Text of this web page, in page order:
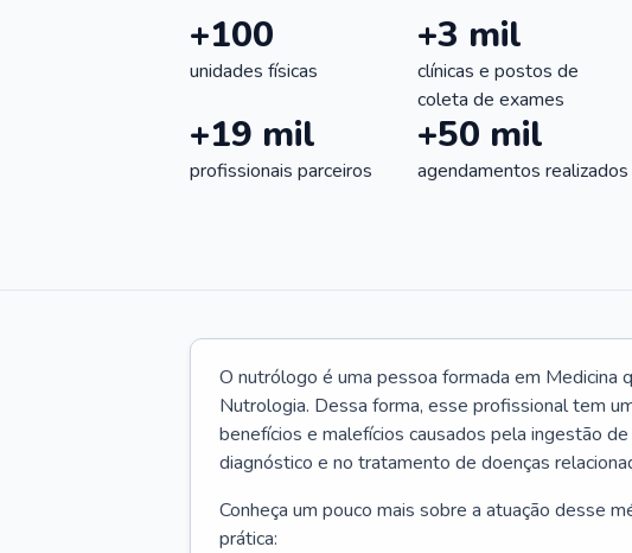
+100
unidades físicas
+3 mil
clínicas e postos de
coleta de exames
+19 mil
profissionais parceiros
+50 mil
agendamentos realizados
O nutrólogo é uma pessoa formada em Medicina
Nutrologia. Dessa forma, esse profissional tem
benefícios e malefícios causados pela ingestão
diagnóstico e no tratamento de doenças
Conheça um pouco mais sobre a atuação desse
prática: